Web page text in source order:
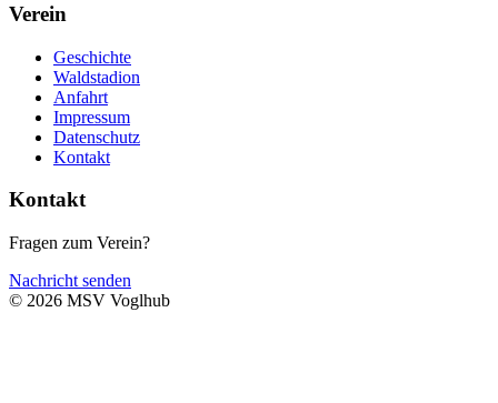
Verein
Geschichte
Waldstadion
Anfahrt
Impressum
Datenschutz
Kontakt
Kontakt
Fragen zum Verein?
Nachricht senden
© 2026 MSV Voglhub